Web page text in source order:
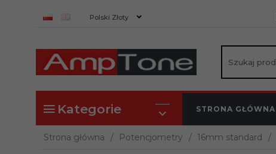
currency_h
Polski Złoty
Kategorie STRONA GŁÓWNA
Strona główna Potencjometry 16mm standard